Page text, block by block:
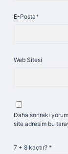
E-Posta*
Web Sitesi
Daha sonraki
site adresim bu
7 + 8 kaçtır? *